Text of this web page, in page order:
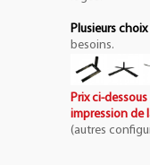
Plusieurs
besoins.
Prix ci-
impression de
(autres